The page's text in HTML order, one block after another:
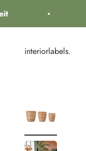
interiorlabels.